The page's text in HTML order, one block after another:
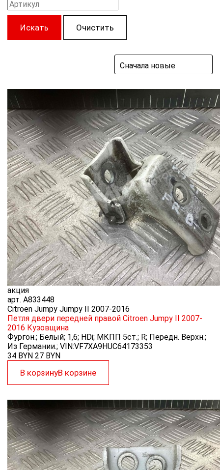
Искать Очистить
Сначала новые
акция
арт. A833448
Citroen Jumpy Jumpy II 2007-2016
Петля двери передней правой Citroen Jumpy II 2007-
2016 Кузовщина
Фургон.; Белый; 1,6; HDi; МКПП 5ст.; R; Передн. Верхн.;
Из Германии.; VIN:VF7XA9HUC64173353
34 BYN 27 BYN
В корзинуВ корзине